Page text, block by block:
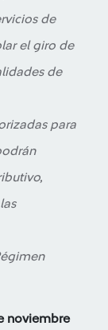
de
el giro de
de
para
noviembre